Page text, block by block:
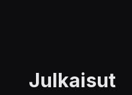
Julkaisut